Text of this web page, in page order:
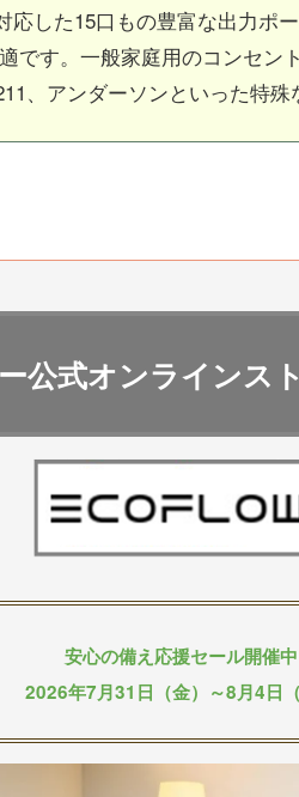
応した15口もの豊富な出力ポ
です。一般家庭用のコンセン
、アンダーソンといった特
公式オンラインス
安心の備え応援セール開催中
2026年7月31日（金）～8月4日（